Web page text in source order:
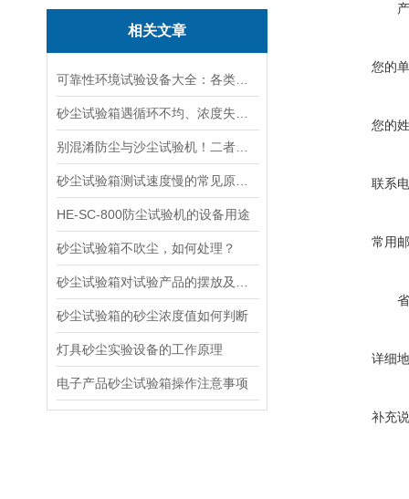
相关文章
HE-SC-800防尘试验机的设备用途
砂尘试验箱不吹尘，如何处理？
砂尘试验箱的砂尘浓度值如何判断
灯具砂尘实验设备的工作原理
电子产品砂尘试验箱操作注意事项
您的
您的
联系
常用
详细
补充